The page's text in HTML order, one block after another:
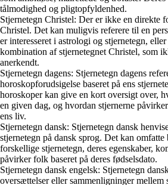
tålmodighed og pligtopfyldenhed.
Stjernetegn Christel: Der er ikke en direkte
Christel. Det kan muligvis referere til en
er interesseret i astrologi og stjernetegn,
kombination af stjernetegnet Christel, som
anerkendt.
Stjernetegn dagens: Stjernetegn dagens
horoskopforudsigelse baseret på ens
horoskoper kan give en kort oversigt over,
en given dag, og hvordan stjernerne
ens liv.
Stjernetegn dansk: Stjernetegn dansk
stjernetegn på dansk sprog. Det kan omfatte
forskellige stjernetegn, deres egenskaber,
påvirker folk baseret på deres fødselsdato.
Stjernetegn dansk engelsk: Stjernetegn
oversættelser eller sammenligninger mellem